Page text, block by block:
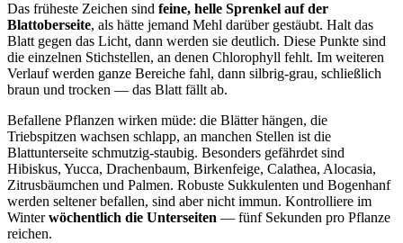
Das früheste Zeichen sind feine, helle Sprenkel auf der
Blattoberseite, als hätte jemand Mehl darüber gestäubt. Halt das
Blatt gegen das Licht, dann werden sie deutlich. Diese Punkte sind
die einzelnen Stichstellen, an denen Chlorophyll fehlt. Im weiteren
Verlauf werden ganze Bereiche fahl, dann silbrig-grau, schließlich
braun und trocken — das Blatt fällt ab.
Befallene Pflanzen wirken müde: die Blätter hängen, die
Triebspitzen wachsen schlapp, an manchen Stellen ist die
Blattunterseite schmutzig-staubig. Besonders gefährdet sind
Hibiskus, Yucca, Drachenbaum, Birkenfeige, Calathea, Alocasia,
Zitrusbäumchen und Palmen. Robuste Sukkulenten und Bogenhanf
werden seltener befallen, sind aber nicht immun. Kontrolliere im
Winterwöchentlich die Unterseiten — fünf Sekunden pro Pflanze
reichen.